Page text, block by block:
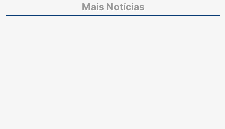
Mediadores do Tribunal
Ceará Pacífico
Mais Notícias